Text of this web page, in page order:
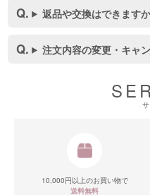
返品や交換はできます
注文内容の変更・キャ
10,000円以上のお買い物で
送料無料